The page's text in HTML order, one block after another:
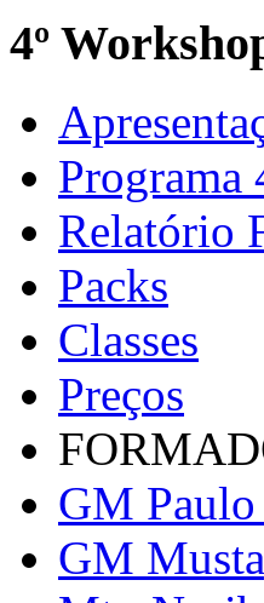
4º
Programa
Relatório
Packs
Classes
Preços
GM
GM